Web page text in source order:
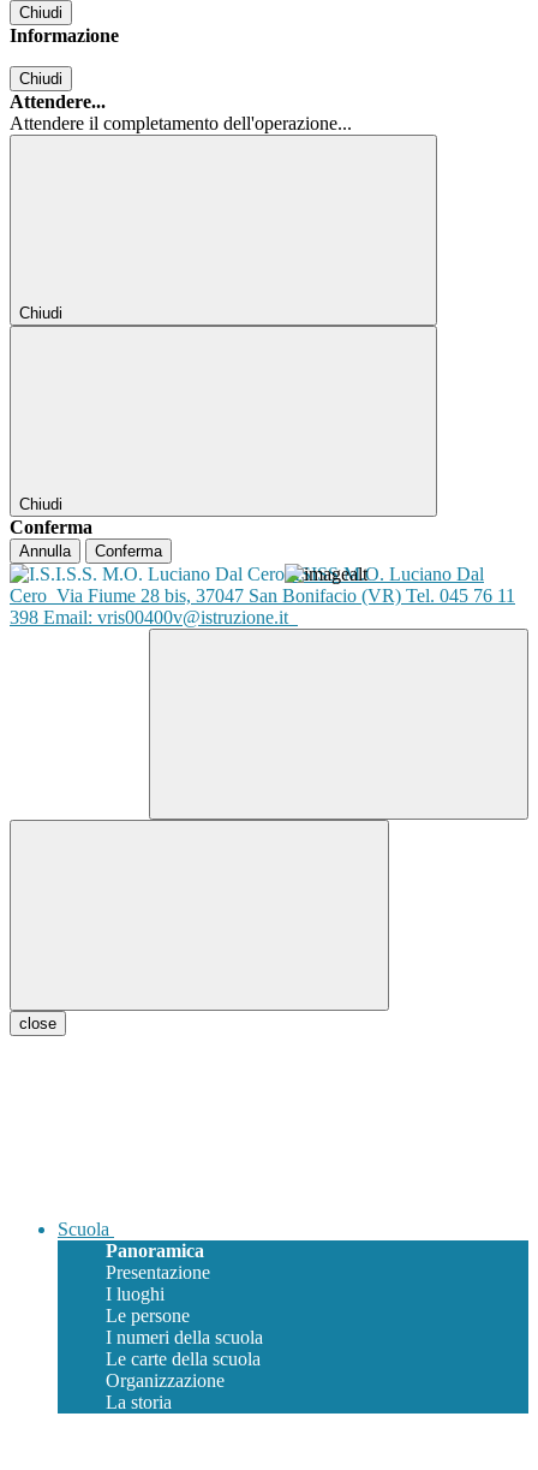
Chiudi
Informazione
Chiudi
Attendere...
Attendere il completamento dell'operazione...
Chiudi
Chiudi
Conferma
Annulla Conferma
ISISS M.O. Luciano Dal
Cero Via Fiume 28 bis, 37047 San Bonifacio (VR) Tel. 045 76 11
398 Email: vris00400v@istruzione.it
close
Scuola
Panoramica
Presentazione
I luoghi
Le persone
I numeri della scuola
Le carte della scuola
Organizzazione
La storia